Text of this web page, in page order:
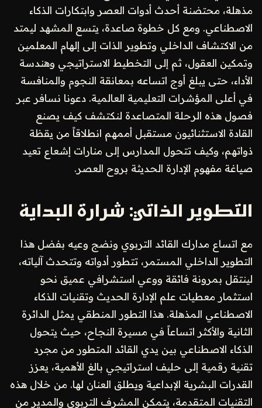
مذهلة، محتضنة أحدث أدوات العصر وابتكارات الذكاء
الاصطناعي. ومع كل خطوة صاعدة، يتسع المشهد ليمتد
من الاكتشاف الداخلي وتطوير الذات إلى إلهام المعلمين
وتمكين العقول، ثم إلى التخطيط الاستراتيجي وهندسة
الأداء، حتى يبلغ أوج اتساعه بمعانقة النجوم والمنافسة
في أعلى المؤشرات التعليمية العالمية. دعونا نسافر عبر
فصول هذه الرحلة المتصاعدة لنكتشف كيف يصنع
القادة الاستثنائيون مستقبل أممهم انطلاقاً من يقظة
ذواتهم، وكيف تتحول المدارس إلى منارات إشعاع تعيد
صياغة مفهوم الإدارة الحديثة بروح العصر.
التطوير الذاتي: شرارة البداية
مع اتساع مدارك القائد التربوي ونضج وعيه بفضل هذا
التطوير الداخلي المستمر، تتطور أدواته وتتحدث آلياته،
لينتقل بمرونة فائقة ووعي استشرافي عميق نحو
استثمار معطيات علم الإدارة الحديث وتقنيات الذكاء
الاصطناعي المذهلة. هذا التطور المنطقي يمثل الدائرة
الثانية والأكثر اتساعاً في مسيرة النجاح، حيث يتحول
الذكاء الاصطناعي بين يدي القائد المتطور من مجرد
تقنية رقمية إلى حليف استراتيجي بالغ الأهمية، يعزز
القدرات البشرية الإبداعية ويطلق العنان لها. من خلال هذه
التقنيات المتقدمة، يتمكن المشرف التربوي والمدير من